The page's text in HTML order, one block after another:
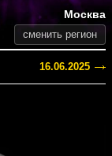
Москва
сменить регион
16.06.2025